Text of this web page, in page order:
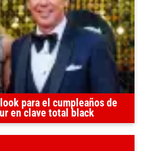
para el cumpleaños de
en clave total black